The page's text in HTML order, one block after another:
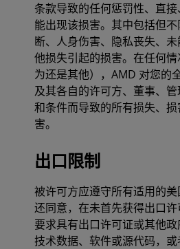
条款导致的任何惩罚性、直
能出现该损害。其中包括但
断、人身伤害、隐私丧失、
他损失引起的损害。在任何
为还是其他），AMD 对您
及其各自的许可方、董事、
和条件而导致的所有损失、
害。
出口限制
被许可方应遵守所有适用的
还同意，在未首先获得出口
要求具有出口许可证或其他
技术数据、软件或源代码，